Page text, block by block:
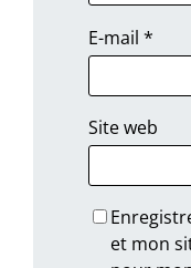
E-mail*
Site web
et mon